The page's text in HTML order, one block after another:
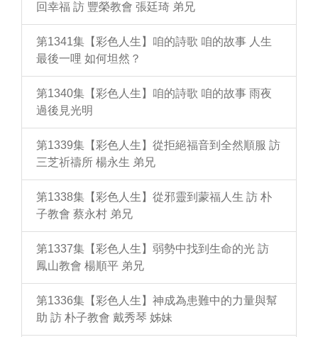
回幸福 訪 豐榮教會 張廷琦 弟兄
第1341集【彩色人生】咱的詩歌 咱的故事 人生
最後一哩 如何坦然？
第1340集【彩色人生】咱的詩歌 咱的故事 雨夜
過後見光明
第1339集【彩色人生】從拒絕福音到全然順服 訪
三芝祈禱所 楊永生 弟兄
第1338集【彩色人生】從邪靈到蒙福人生 訪 朴
子教會 蔡永村 弟兄
第1337集【彩色人生】弱勢中找到生命的光 訪
鳳山教會 楊順平 弟兄
第1336集【彩色人生】神成為患難中的力量與幫
助 訪 朴子教會 戴秀琴 姊妹